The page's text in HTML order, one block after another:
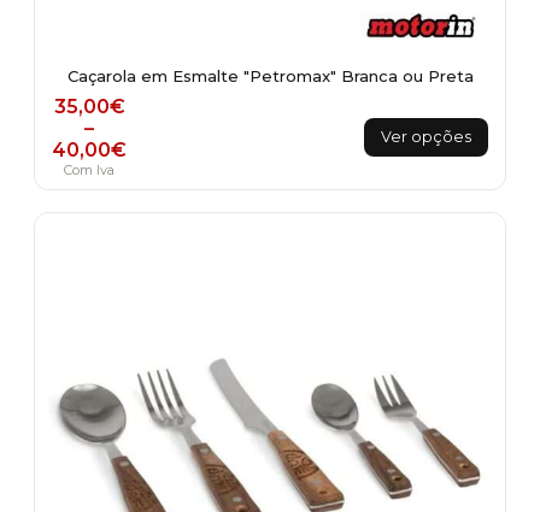
Caçarola em Esmalte "Petromax" Branca ou Preta
35,00€
–
40,00€
Price range: 35,00€ through 40,00€
Com Iva
Ver opções
This
product
multiple
variants.
the
product
page